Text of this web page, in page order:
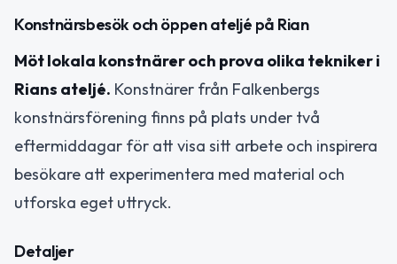
Konstnärsbesök och öppen ateljé på Rian
Möt lokala konstnärer och prova olika tekniker i
Rians ateljé. Konstnärer från Falkenbergs
konstnärsförening finns på plats under två
eftermiddagar för att visa sitt arbete och inspirera
besökare att experimentera med material och
utforska eget uttryck.
Detaljer